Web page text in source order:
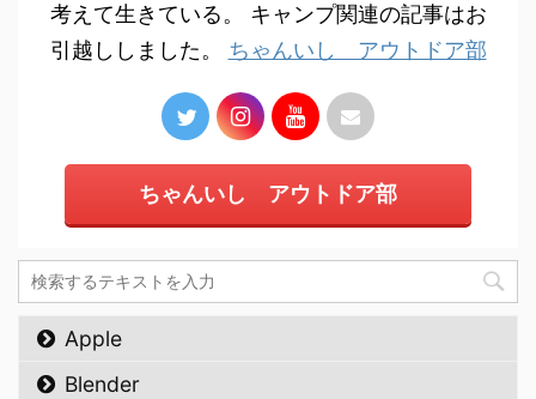
考えて生きている。 キャンプ関連の記事はお
引越ししました。 ちゃんいし アウトドア部
ちゃんいし アウトドア部
Apple
Blender